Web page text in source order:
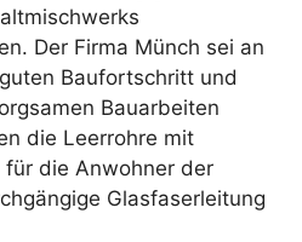
Der Firma Münch sei an
Baufortschritt und
Bauarbeiten
die Leerrohre mit
die Anwohner der
Glasfaserleitung